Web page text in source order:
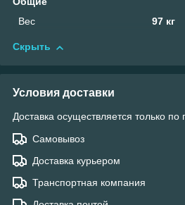
Вес
97 кг
Скрыть
Условия доставки
Доставка осуществляется только по
Самовывоз
Доставка курьером
Транспортная компания